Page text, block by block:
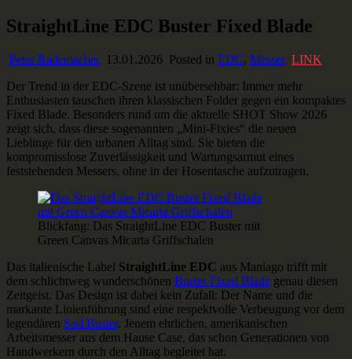
Skip
to
Ausstaffiert
Gear und Gadgets zum Verlieben
StraightLine EDC Buster Fixed Blade
Peter Rademacher 13.01.2026 Posted in EDC, Messer LINK
Der Trend in der EDC-Szene ist unübersehbar: Immer mehr
Enthusiasten tauschen ihren klassischen Folder gegen ein kompaktes
Fixed Blade. Besonders rund um die aktuelle SHOT Show 2026
zeigt sich, dass diese sogenannten „Mini-Fixies“ die neuen
Lieblinge für den urbanen Alltag sind. Sie bieten die
kompromisslose Zuverlässigkeit und Wartungsarmut eines
feststehenden Messers, ohne in der Hosentasche aufzutragen.
Blickfang: Das StraightLine EDC Buster mit
Green Canvas Micarta Griffschalen
Das italienische Label StraightLine EDC aus Maniago trifft mit
dem schlichtweg wunderschönen Buster Fixed Blade genau diesen
Zeitgeist. Das Design ist dabei kein Zufall: Der Name und die
markante Linienführung sind eine respektvolle Verbeugung vor dem
legendären Sod Buster. Jenem ehrlichen, amerikanischen
Arbeitsmesser aus dem Hause Case, das schon Generationen von
Handwerkern durch den Alltag begleitet hat.